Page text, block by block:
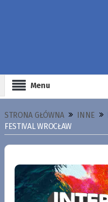
Menu
STRONA GŁÓWNA INNE
FESTIVAL WROCŁAW